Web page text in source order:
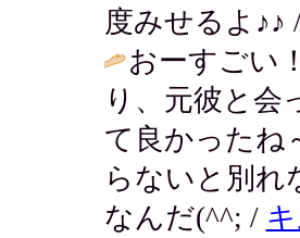
度みせるよ♪♪
おーすごい
り、元彼と会
て良かったね
らないと別れ
なんだ(^^; /